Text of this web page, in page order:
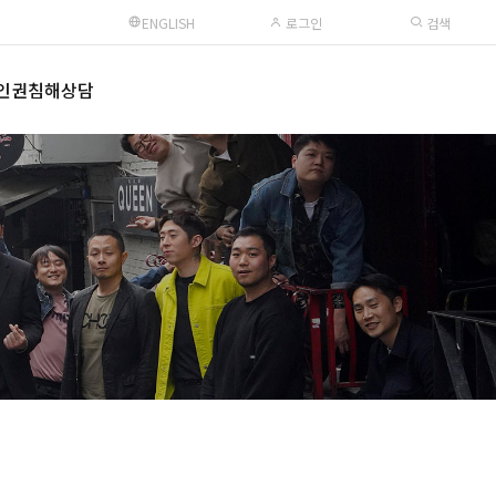
ENGLISH 로그인 검색
권침해상담